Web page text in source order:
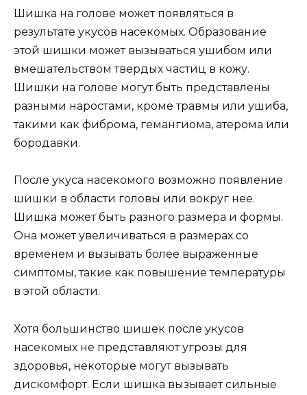
Шишка на голове может появляться в
результате укусов насекомых. Образование
этой шишки может вызываться ушибом или
вмешательством твердых частиц в кожу.
Шишки на голове могут быть представлены
разными наростами, кроме травмы или ушиба,
такими как фиброма, гемангиома, атерома или
бородавки.
После укуса насекомого возможно появление
шишки в области головы или вокруг нее.
Шишка может быть разного размера и формы.
Она может увеличиваться в размерах со
временем и вызывать более выраженные
симптомы, такие как повышение температуры
в этой области.
Хотя большинство шишек после укусов
насекомых не представляют угрозы для
здоровья, некоторые могут вызывать
дискомфорт. Если шишка вызывает сильные